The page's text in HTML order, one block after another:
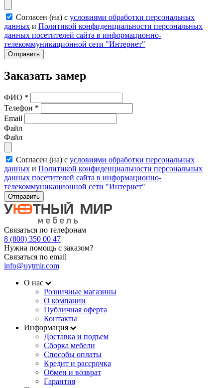
Согласен (на) с условиями обработки персональных
данных и Политикой конфиденциальности персональных
данных посетителей сайта в информационно-
телекоммуникационной сети "Интернет"
Отправить
Заказать замер
ФИО *
Телефон *
Email
Файл
Файл
Согласен (на) с условиями обработки персональных
данных и Политикой конфиденциальности персональных
данных посетителей сайта в информационно-
телекоммуникационной сети "Интернет"
Отправить
Связаться по телефонам
8 (800) 350 00 47
Нужна помощь с заказом?
Связаться по email
info@uytmir.com
О нас
Розничные магазины
О компании
Публичная оферта
Контакты
Информация
Доставка и подъем
Сборка мебели
Способы оплаты
Кредит и рассрочка
Обмен и возврат
Гарантия